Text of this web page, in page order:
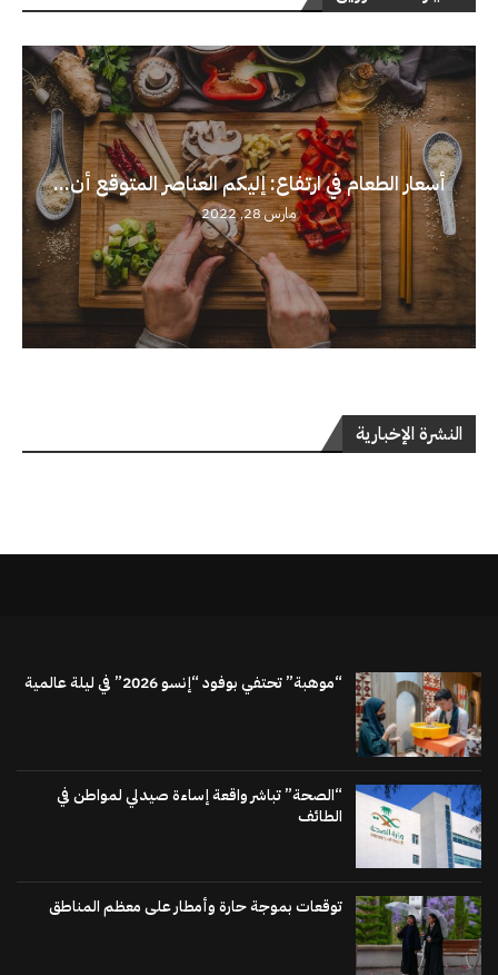
أسعار الطعام في ارتفاع: إليكم العناصر المتوقع أن...
مارس 28, 2022
النشرة الإخبارية
“موهبة” تحتفي بوفود “إنسو 2026” في ليلة عالمية
“الصحة” تباشر واقعة إساءة صيدلي لمواطن في
الطائف
توقعات بموجة حارة وأمطار على معظم المناطق